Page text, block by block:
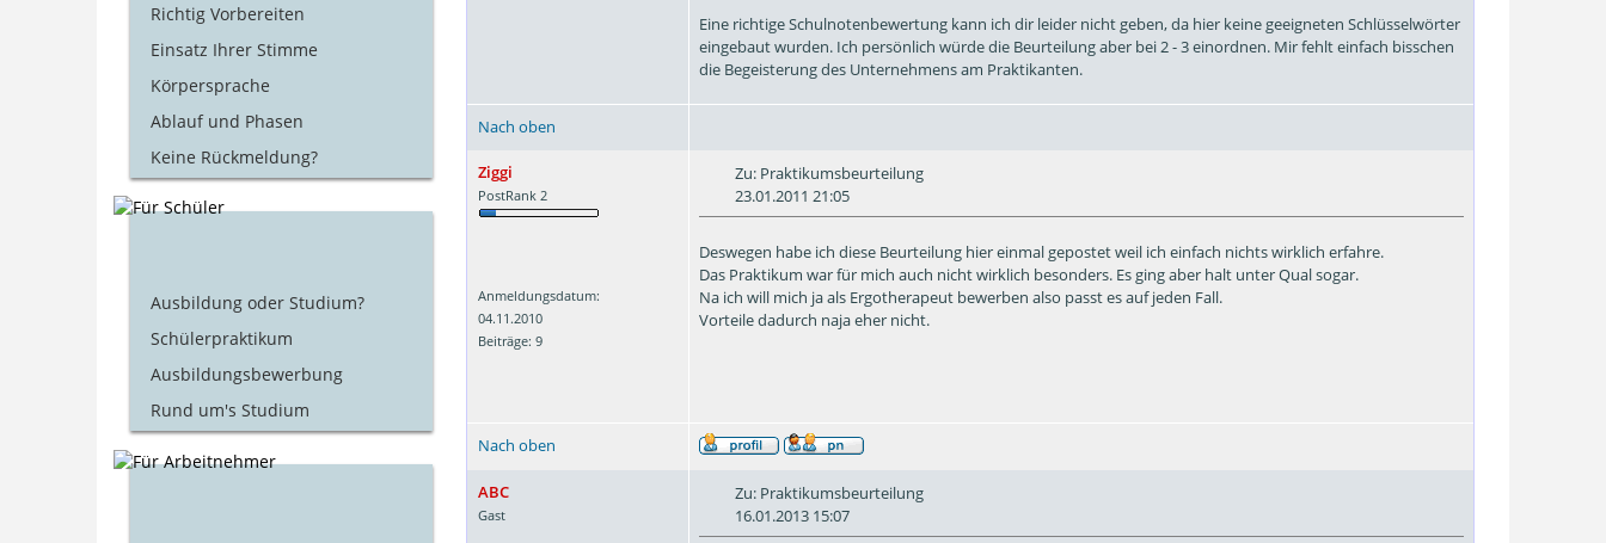
Eine richtige Schulnotenbewertung kann ich dir leider nicht geben, da hier keine geeigneten Schlüsselwörter
eingebaut wurden. Ich persönlich würde die Beurteilung aber bei 2 - 3 einordnen. Mir fehlt einfach bisschen
die Begeisterung des Unternehmens am Praktikanten.
Nach oben
Ziggi
PostRank 2
Anmeldungsdatum:
04.11.2010
Beiträge: 9
Zu: Praktikumsbeurteilung
23.01.2011 21:05
Deswegen habe ich diese Beurteilung hier einmal gepostet weil ich einfach nichts wirklich erfahre.
Das Praktikum war für mich auch nicht wirklich besonders. Es ging aber halt unter Qual sogar.
Na ich will mich ja als Ergotherapeut bewerben also passt es auf jeden Fall.
Vorteile dadurch naja eher nicht.
Nach oben
ABC
Gast
Zu: Praktikumsbeurteilung
16.01.2013 15:07
Richtig Vorbereiten
Einsatz Ihrer Stimme
Körpersprache
Ablauf und Phasen
Keine Rückmeldung?
Ausbildung oder Studium?
Schülerpraktikum
Ausbildungsbewerbung
Rund um's Studium